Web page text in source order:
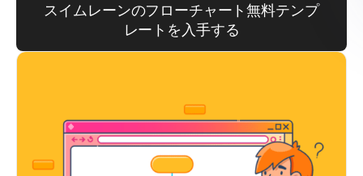
スイムレーンのフローチャート無料テンプ
レートを入手する